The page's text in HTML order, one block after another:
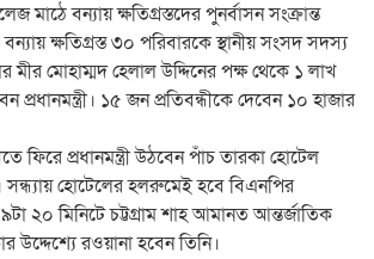
মাঠে বন্যায় ক্ষতিগ্রস্তদের পুনর্বাসন সংক্রান্ত
ক্ষতিগ্রস্ত ৩০ পরিবারকে স্থানীয় সংসদ সদস্য
মীর মোহাম্মদ হেলাল উদ্দিনের পক্ষ থেকে ১ লাখ
প্রধানমন্ত্রী। ১৫ জন প্রতিবন্ধীকে দেবেন ১০ হাজার
ফিরে প্রধানমন্ত্রী উঠবেন পাঁচ তারকা হোটেল
সন্ধ্যায় হোটেলের হলরুমেই হবে বিএনপির
২০ মিনিটে চট্টগ্রাম শাহ আমানত আন্তর্জাতিক
উদ্দেশ্যে রওয়ানা হবেন তিনি।